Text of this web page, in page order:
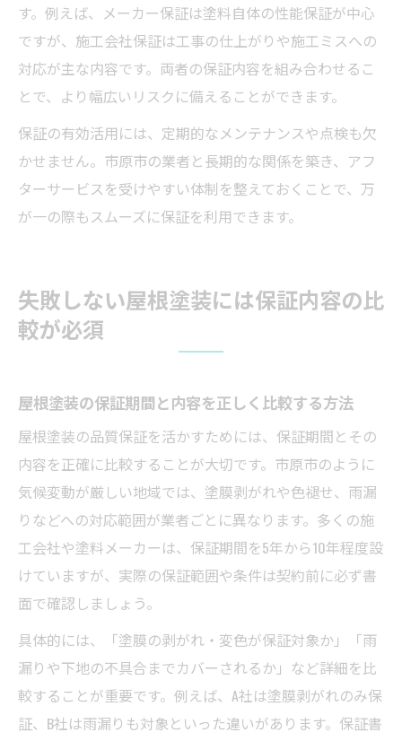
す。例えば、メーカー保証は塗料自体の性能保証が中心
ですが、施工会社保証は工事の仕上がりや施工ミスへの
対応が主な内容です。両者の保証内容を組み合わせるこ
とで、より幅広いリスクに備えることができます。
保証の有効活用には、定期的なメンテナンスや点検も欠
かせません。市原市の業者と長期的な関係を築き、アフ
ターサービスを受けやすい体制を整えておくことで、万
が一の際もスムーズに保証を利用できます。
失敗しない屋根塗装には保証内容の比
較が必須
屋根塗装の保証期間と内容を正しく比較する方法
屋根塗装の品質保証を活かすためには、保証期間とその
内容を正確に比較することが大切です。市原市のように
気候変動が厳しい地域では、塗膜剥がれや色褪せ、雨漏
りなどへの対応範囲が業者ごとに異なります。多くの施
工会社や塗料メーカーは、保証期間を5年から10年程度設
けていますが、実際の保証範囲や条件は契約前に必ず書
面で確認しましょう。
具体的には、「塗膜の剥がれ・変色が保証対象か」「雨
漏りや下地の不具合までカバーされるか」など詳細を比
較することが重要です。例えば、A社は塗膜剥がれのみ保
証、B社は雨漏りも対象といった違いがあります。保証書